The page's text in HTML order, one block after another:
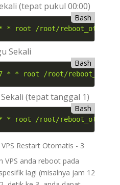
(tepat pukul 00:00)
Bash
* root /root/
Sekali
Bash
* * root /root/
(tepat tanggal 1)
Bash
* root /root/
VPS anda reboot pada
lagi (misalnya jam 12